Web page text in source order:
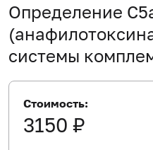
Определение
системы
Стоимость:
3150 ₽